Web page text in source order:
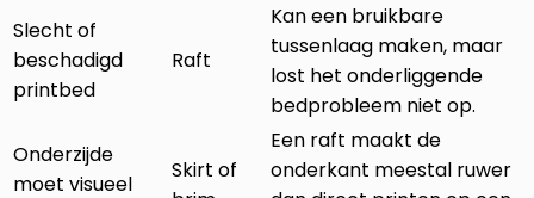
Slecht of
beschadigd
printbed
Raft
Kan een bruikbare
tussenlaag maken, maar
lost het onderliggende
bedprobleem niet op.
Onderzijde
moet visueel
Skirt of
Een raft maakt de
onderkant meestal ruwer